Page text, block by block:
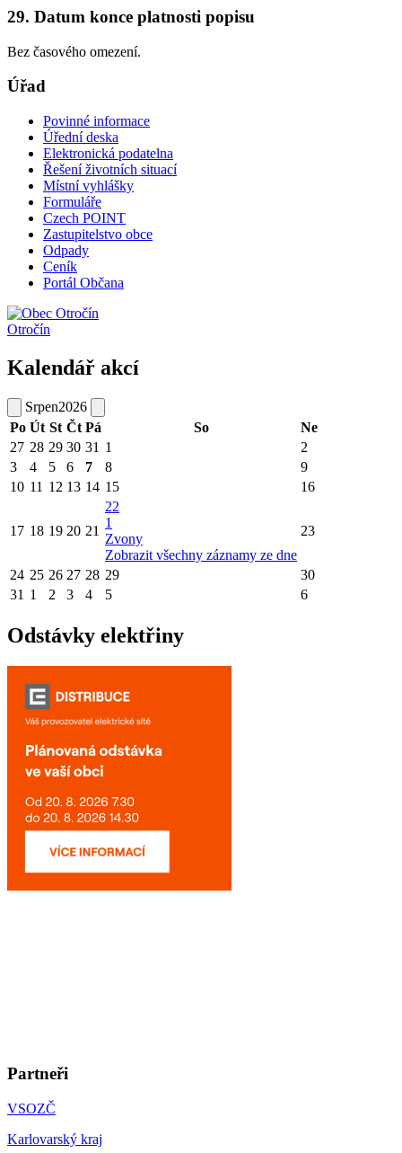
29. Datum konce platnosti popisu
Bez časového omezení.
Úřad
Povinné informace
Úřední deska
Elektronická podatelna
Řešení životních situací
Místní vyhlášky
Formuláře
Czech POINT
Zastupitelstvo obce
Odpady
Ceník
Portál Občana
Otročín
Kalendář akcí
Srpen2026
Po Út St Čt Pá So
Ne
27 28 29 30 31 1
2
3
4 5 6 7 8
9
10 11 12 13 14 15 16
17 18 19 20 21
22
1
Zvony
Zobrazit všechny záznamy ze dne
23
24 25 26 27 28 29
30
31 1 2 3 4 5 6
Odstávky elektřiny
Partneři
VSOZČ
Karlovarský kraj